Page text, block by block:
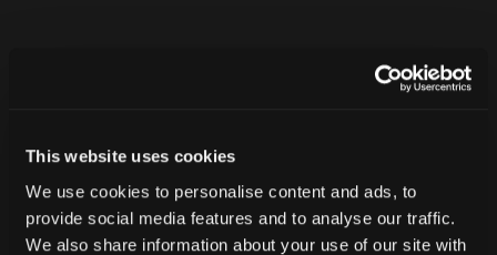
This website uses cookies
We use cookies to personalise content and ads, to
provide social media features and to analyse our traffic.
We also share information about your use of our site with
別の不良品を出荷しないでくださ
CT検査でお客様の評判と収益を守りま
しょう。